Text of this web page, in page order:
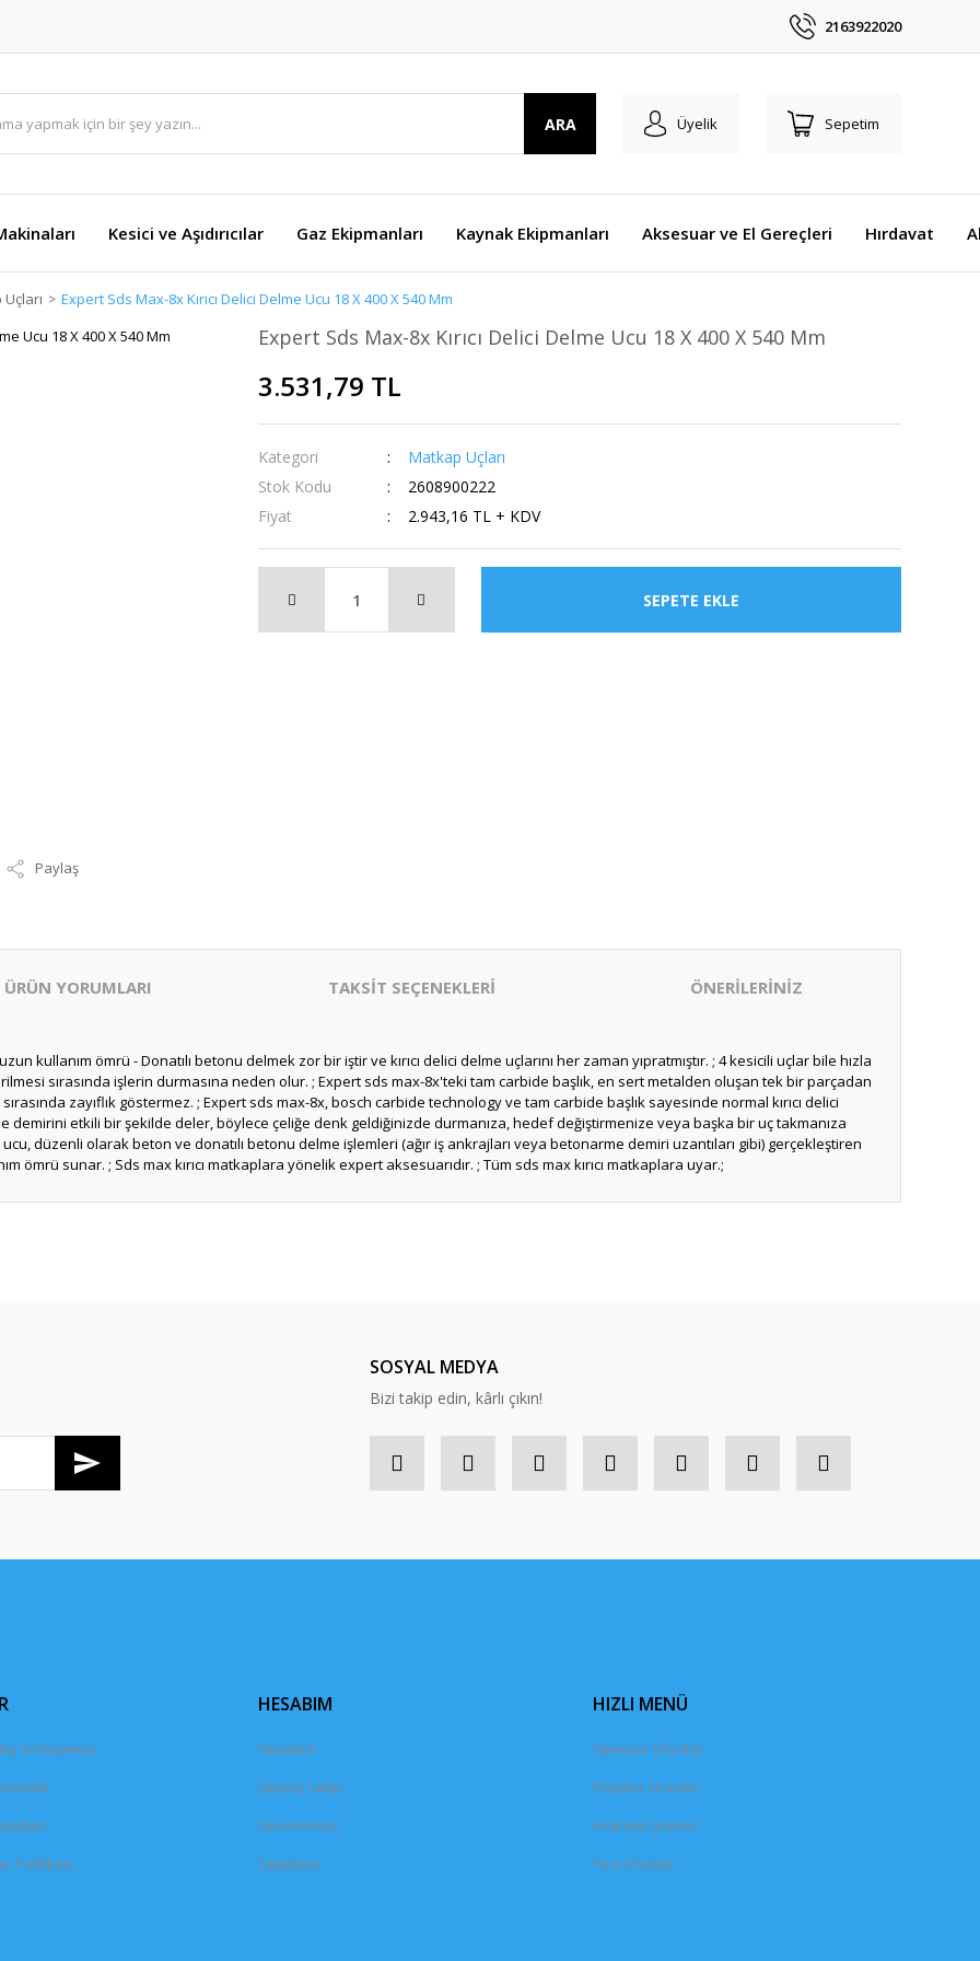
2163922020
ARA Üyelik Sepetim
Kesici ve Aşıdırıcılar Gaz Ekipmanları Kaynak Ekipmanları Aksesuar ve El Gereçleri Hırdavat
Expert Sds Max-8x Kırıcı Delici Delme Ucu 18 X 400 X 540 Mm
Paylaş
Expert Sds Max-8x Kırıcı Delici Delme Ucu 18 X 400 X 540 Mm
3.531,79 TL
Kategori
Matkap Uçları
Stok Kodu
2608900222
Fiyat
2.943,16 TL + KDV
SEPETE EKLE
ÜRÜN YORUMLARI TAKSİT SEÇENEKLERİ ÖNERİLERİNİZ
kullanım ömrü - Donatılı betonu delmek zor bir iştir ve kırıcı delici delme uçlarını her zaman yıpratmıştır. ; 4 kesicili uçlar bile hızla
sırasında işlerin durmasına neden olur. ; Expert sds max-8x'teki tam carbide başlık, en sert metalden oluşan tek bir parçadan
zayıflık göstermez. ; Expert sds max-8x, bosch carbide technology ve tam carbide başlık sayesinde normal kırıcı delici
demirini etkili bir şekilde deler, böylece çeliğe denk geldiğinizde durmanıza, hedef değiştirmenize veya başka bir uç takmanıza
düzenli olarak beton ve donatılı betonu delme işlemleri (ağır iş ankrajları veya betonarme demiri uzantıları gibi) gerçekleştiren
ömrü sunar. ; Sds max kırıcı matkaplara yönelik expert aksesuarıdır. ; Tüm sds max kırıcı matkaplara uyar.;
SOSYAL MEDYA
Bizi takip edin, kârlı çıkın!
Sözleşmesi
Politikası
HESABIM
Hesabım
Sipariş Takip
Favorileriniz
Sepetiniz
HIZLI MENÜ
Sponsor Ürünler
Popüler Ürünler
İndirimli Ürünler
Yeni Ürünler